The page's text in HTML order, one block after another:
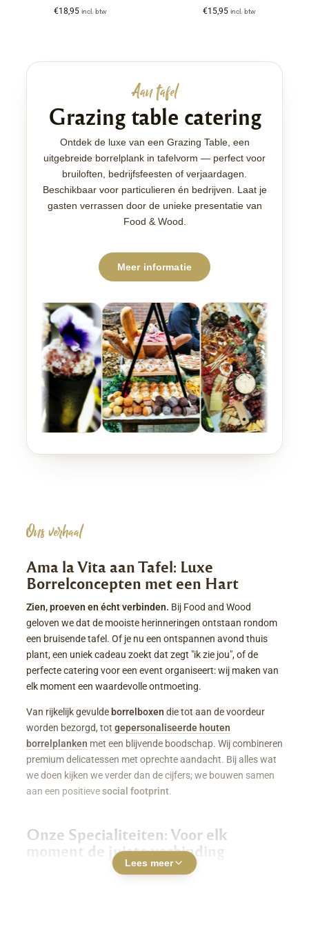
€18,95 incl. btw €15,95 incl. btw
Aan tafel
Grazing table catering
Ontdek de luxe van een Grazing Table, een
uitgebreide borrelplank in tafelvorm — perfect voor
bruiloften, bedrijfsfeesten of verjaardagen.
Beschikbaar voor particulieren én bedrijven. Laat je
gasten verrassen door de unieke presentatie van
Food & Wood.
Meer informatie
Ons verhaal
Ama la Vita aan Tafel: Luxe
Borrelconcepten met een Hart
Zien, proeven en écht verbinden. Bij Food and Wood
geloven we dat de mooiste herinneringen ontstaan rondom
een bruisende tafel. Of je nu een ontspannen avond thuis
plant, een uniek cadeau zoekt dat zegt "ik zie jou", of de
perfecte catering voor een event organiseert: wij maken van
elk moment een waardevolle ontmoeting.
Van rijkelijk gevuldeborrelboxen die tot aan de voordeur
worden bezorgd, tot gepersonaliseerde houten
borrelplanken met een blijvende boodschap. Wij combineren
premium delicatessen met oprechte aandacht. Bij alles wat
we doen kijken we verder dan de cijfers; we bouwen samen
aan een positievesocial footprint.
Onze Specialiteiten: Voor elk
moment de juiste verbinding
Luxe Borrelboxen & Borrelpakketten
Lees meer